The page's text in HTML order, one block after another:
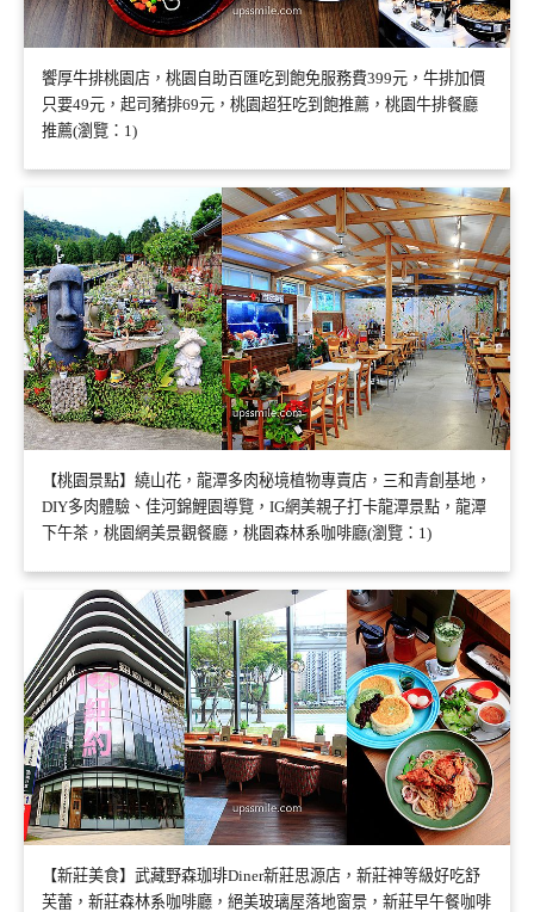
饗厚牛排桃園店，桃園自助百匯吃到飽免服務費399元，牛排加價
只要49元，起司豬排69元，桃園超狂吃到飽推薦，桃園牛排餐廳
推薦(瀏覽：1)
【桃園景點】繞山花，龍潭多肉秘境植物專賣店，三和青創基地，
DIY多肉體驗、佳河錦鯉園導覽，IG網美親子打卡龍潭景點，龍潭
下午茶，桃園網美景觀餐廳，桃園森林系咖啡廳(瀏覽：1)
【新莊美食】武藏野森珈琲Diner新莊思源店，新莊神等級好吃舒
芙蕾，新莊森林系咖啡廳，絕美玻璃屋落地窗景，新莊早午餐咖啡